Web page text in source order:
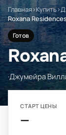
Главная›Купить›
Roxana
Готов
·Джумейра
СТАРТ ЦЕНЫ
—